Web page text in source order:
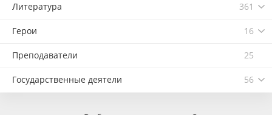
Литература 361
Герои 16
Преподаватели 25
Государственные деятели 56